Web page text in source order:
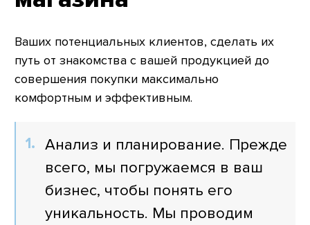
Ваших потенциальных клиентов, сделать их
путь от знакомства с вашей продукцией до
совершения покупки максимально
комфортным и эффективным.
Анализ и планирование. Прежде
всего, мы погружаемся в ваш
бизнес, чтобы понять его
уникальность. Мы проводим